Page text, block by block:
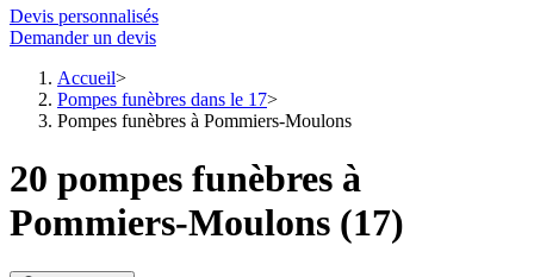
Devis personnalisés
Demander un devis
Accueil
Pompes funèbres dans le 17
Pompes funèbres à Pommiers-Moulons
20 pompes funèbres à
Pommiers-Moulons (17)